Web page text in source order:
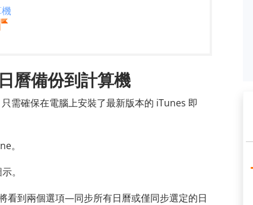
曆備份到計算機
需確保在電腦上安裝了最新版本的 iTunes 即
。
。
看到兩個選項—同步所有日曆或僅同步選定的日